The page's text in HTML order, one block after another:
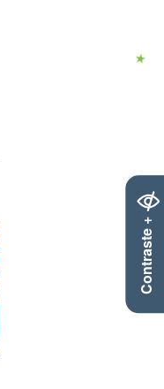
Contraste +